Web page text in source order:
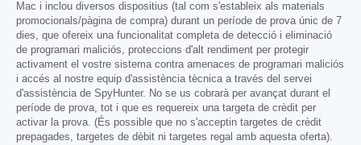
Mac i inclou diversos dispositius (tal com s'estableix als materials
promocionals/pàgina de compra) durant un període de prova únic de 7
dies, que ofereix una funcionalitat completa de detecció i eliminació
de programari maliciós, proteccions d'alt rendiment per protegir
activament el vostre sistema contra amenaces de programari maliciós
i accés al nostre equip d'assistència tècnica a través del servei
d'assistència de SpyHunter. No se us cobrarà per avançat durant el
període de prova, tot i que es requereix una targeta de crèdit per
activar la prova. (És possible que no s'acceptin targetes de crèdit
prepagades, targetes de dèbit ni targetes regal amb aquesta oferta).